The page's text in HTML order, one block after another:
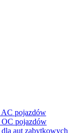
AC pojazdów
OC pojazdów
aut zabytkowych